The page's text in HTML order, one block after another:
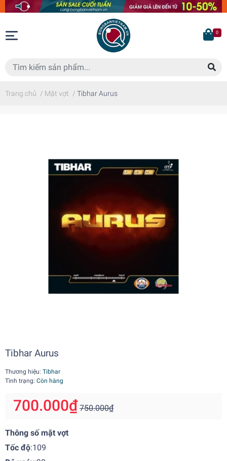
0
Trang chủ / Mặt vợt / Tibhar Aurus
Tibhar Aurus
Thương hiệu: Tibhar
Tình trạng: Còn hàng
700.000₫ 750.000₫
Thông số mặt vợt
Tốc độ:109